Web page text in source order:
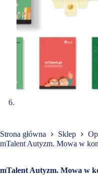
Strona główna Sklep
mTalent Autyzm. Mowa w
mTalent Autyzm. Mowa w